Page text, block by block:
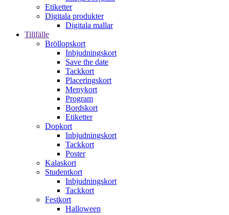
Etiketter
Digitala produkter
Digitala mallar
Tillfälle
Bröllopskort
Inbjudningskort
Save the date
Tackkort
Placeringskort
Menykort
Program
Bordskort
Etiketter
Dopkort
Inbjudningskort
Tackkort
Poster
Kalaskort
Studentkort
Inbjudningskort
Tackkort
Festkort
Halloween